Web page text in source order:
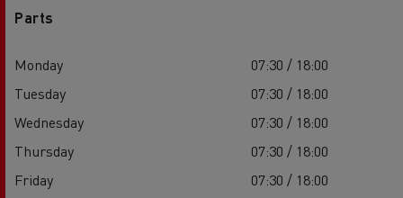
Parts
Monday
07:30 / 18:00
Tuesday
07:30 / 18:00
Wednesday
07:30 / 18:00
Thursday
07:30 / 18:00
Friday
07:30 / 18:00